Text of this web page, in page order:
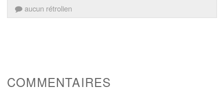
aucun rétrolien
COMMENTAIRES